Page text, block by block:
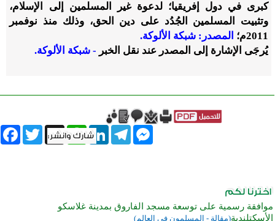
كبرى في دول إفريقيا؛ لدعوة غير المسلمين إلى الإسلام،
وتثبيت المسلمين الجُدُد على دين الحق، وذلك منذ نوفمبر
2011م؛
المصدر: شبكة الألوكة.
يُرجَى الإشارة إلى المصدر عند نقل الخبر - شبكة الألوكة.
Twitter X
WhatsAppLinkedInTelegram
Messenger
موافقة رسمية على توسعة مسجد الفاروق بمدينة غلاسكو
الأسكتلندية(مقالة - المسلمون في العالم)